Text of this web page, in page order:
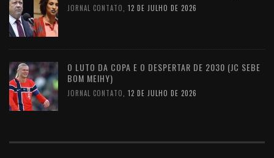
JORNAL CONTATO 12 DE JULHO DE 2026
O LUTO DA COPA E O DESPERTAR DE 2030 (JC SEBE
BOM MEIHY)
JORNAL CONTATO 12 DE JULHO DE 2026